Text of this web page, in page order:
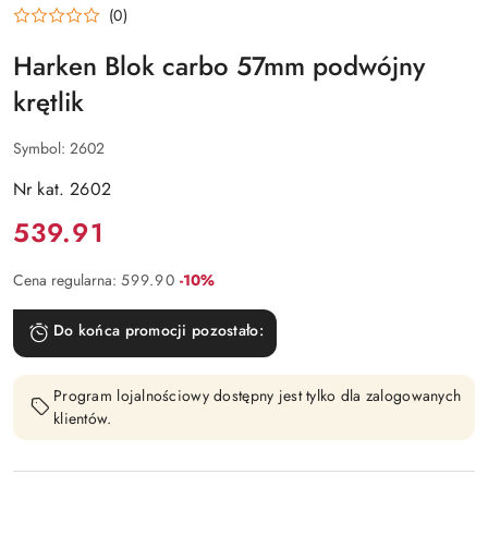
(0)
Harken Blok carbo 57mm podwójny
krętlik
Symbol: 2602
Nr kat. 2602
Cena:
539.91
Cena regularna: 599.90 Rabat:
-10%
Do końca promocji pozostało:
Program lojalnościowy dostępny jest tylko dla zalogowanych
klientów.